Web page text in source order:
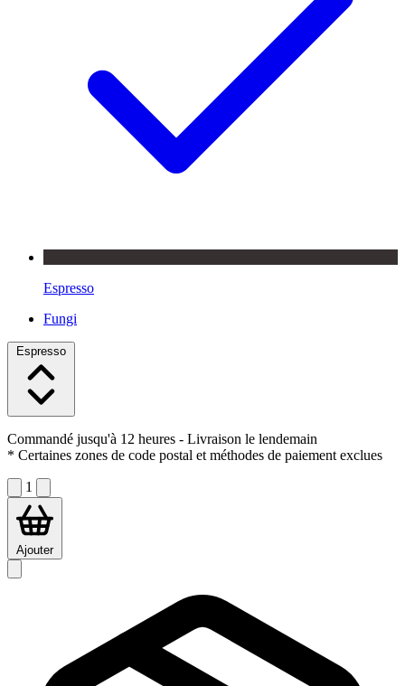
Espresso
Fungi
Espresso
Commandé jusqu'à 12 heures - Livraison le lendemain
* Certaines zones de code postal et méthodes de paiement exclues
1
Ajouter